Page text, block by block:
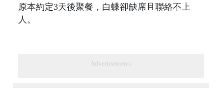
原本約定3天後聚餐，白蝶卻缺席且聯絡不上
人。
Advertisements